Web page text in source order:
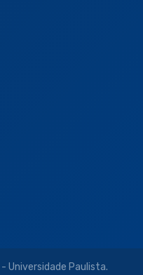
Universidade Paulista.